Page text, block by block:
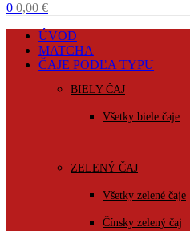
0 0,00 €
ÚVOD
MATCHA
ČAJE PODĽA TYPU
BIELY ČAJ
Všetky biele čaje
ZELENÝ ČAJ
Všetky zelené čaje
Čínsky zelený čaj